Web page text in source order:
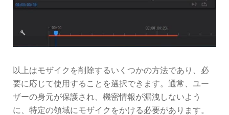
以上はモザイクを削除するいくつかの方法であり、必
要に応じて使用することを選択できます。通常、ユー
ザーの身元が保護され、機密情報が漏洩しないよう
に、特定の領域にモザイクをかける必要があります。